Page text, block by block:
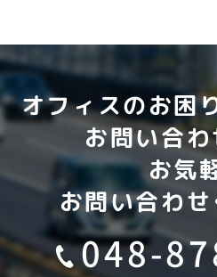
オフィスのお困
お問い合
お気
お問い合わ
048-